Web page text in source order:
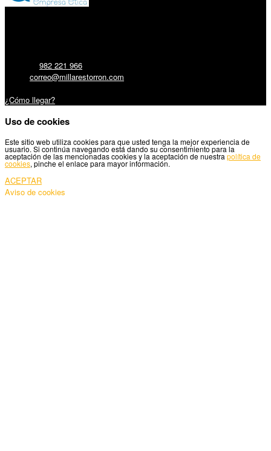
982 221 966
correo@millarestorron.com
¿Cómo llegar?
Uso de cookies
Este sitio web utiliza cookies para que usted tenga la mejor experiencia de
usuario. Si continúa navegando está dando su consentimiento para la
aceptación de las mencionadas cookies y la aceptación de nuestra política de
cookies, pinche el enlace para mayor información.
ACEPTAR
Aviso de cookies